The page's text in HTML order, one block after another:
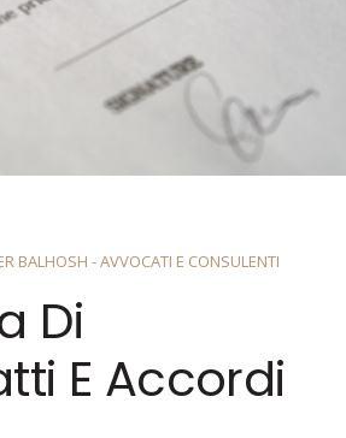
BALHOSH - AVVOCATI E CONSULENTI
Di
E Accordi